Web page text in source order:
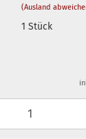
(Ausland
1Stück